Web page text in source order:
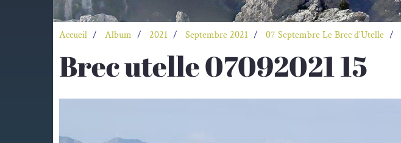
Accueil Album 2021 Septembre 2021 07 Septembre Le Brec d'Utelle
Brec utelle 07092021 15